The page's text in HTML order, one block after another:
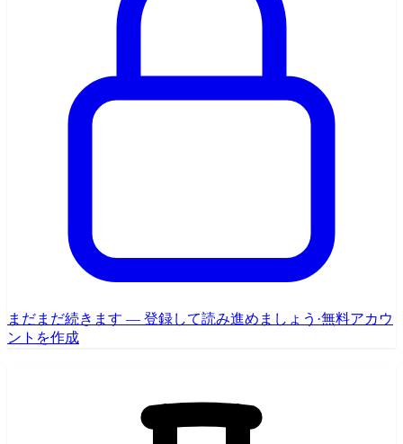
まだまだ続きます — 登録して読み進めましょう ·無料アカウ
ントを作成